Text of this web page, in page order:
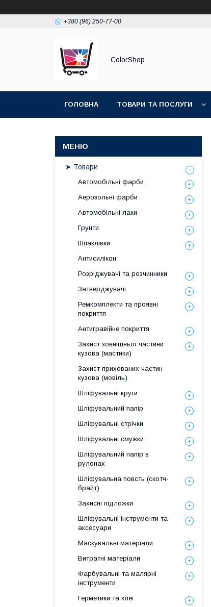
+380 (96) 250-77-00
ColorShop
ГОЛОВНА ТОВАРИ ТА ПОСЛУГИ
➤ Товари
Автомобільні фарби
Аерозольні фарби
Автомобільні лаки
Грунти
Шпаклівки
Антисилікон
Розріджувачі та розчинники
Затверджувачі
Ремкомплекти та проявні
покриття
Антигравійне покриття
Захист зовнішньої частини
кузова (мастики)
Захист прихованих частин
кузова (мовіль)
Шліфувальні круги
Шліфувальний папір
Шліфувальні стрічки
Шліфувальні смужки
Шліфувальний папір в
рулонах
Шліфувальна повсть (скотч-
брайт)
Захисні підложки
Шліфувальні інструменти та
аксесуари
Маскувальні матеріали
Витратні матеріали
Фарбувальні та малярні
інструменти
Герметики та клеї